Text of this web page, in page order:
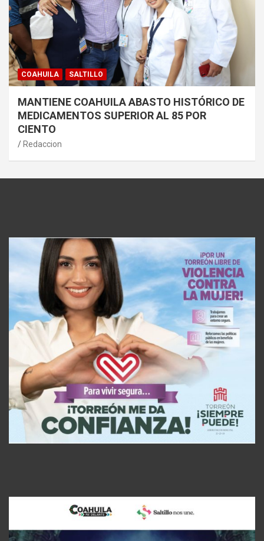
COAHUILA SALTILLO
MANTIENE COAHUILA ABASTO HISTÓRICO DE
MEDICAMENTOS SUPERIOR AL 85 POR
CIENTO
Redaccion